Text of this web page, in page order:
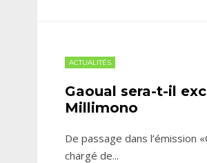
ACTUALITÉS
Gaoual sera-t-il
Millimono
De passage dans l’émission
chargé de...